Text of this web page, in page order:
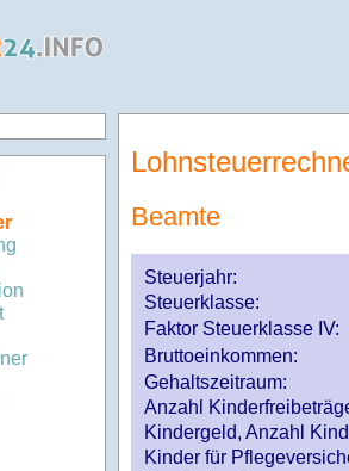
Beamte
Steuerjahr:
Steuerklasse:
Faktor Steuerklasse IV:
Bruttoeinkommen:
Gehaltszeitraum:
Anzahl
Kindergeld, Anzahl
Kinder für